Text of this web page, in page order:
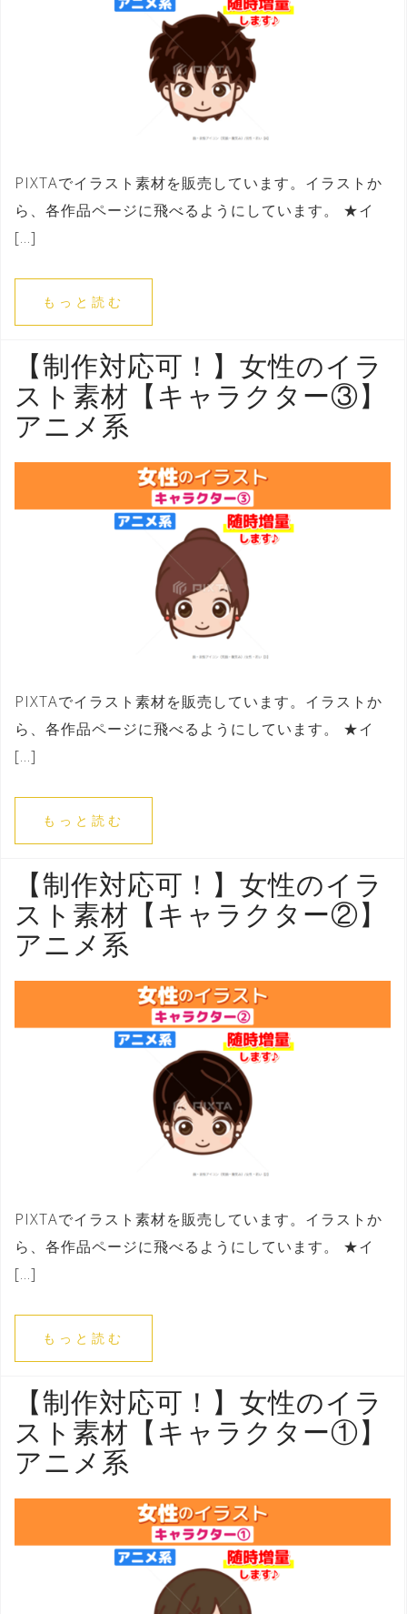
PIXTAでイラスト素材を販売しています。イラストか
ら、各作品ページに飛べるようにしています。 ★イ
[…]
もっと読む
【制作対応可！】女性のイラ
スト素材【キャラクター③】
アニメ系
PIXTAでイラスト素材を販売しています。イラストか
ら、各作品ページに飛べるようにしています。 ★イ
[…]
もっと読む
【制作対応可！】女性のイラ
スト素材【キャラクター②】
アニメ系
PIXTAでイラスト素材を販売しています。イラストか
ら、各作品ページに飛べるようにしています。 ★イ
[…]
もっと読む
【制作対応可！】女性のイラ
スト素材【キャラクター①】
アニメ系